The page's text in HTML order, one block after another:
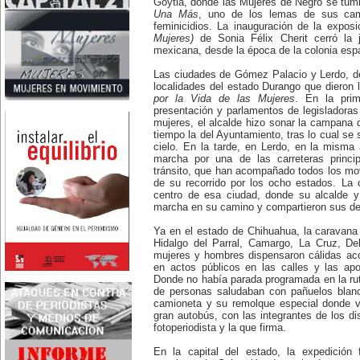
Nace en Santiago, Chile, la
escritora Mercedes Valenzuela
Alvarez (1924-1993), más
conocida como Mercedes
Valdivieso. En 1961 publica 'La
Brecha', considerada como la
primera novela feminista de
Latinoamérica.
4 de marzo:
En México muere Adelina
Zendejas (1909-1993), periodista,
derechos de las mujeres.
5 de marzo:
En Dijon fallece Gabrielle Suchon
(1703), notable filósofa francesa,
autora del Tratado de la moral y
de la política (1693), la primera
obra explícitamente filosófica
escrita por una mujer en el
8 de marzo:
nace Juana Fernández Morales
(1895-1980), poeta conocida
Ibarbourou, o 'Juana de América'.
Se la considera una de las figuras
clave de la poesía
hispanoamericana
contemporánea.
14 de marzo:
Nace, en la Ciudad de México,
Una Más , uno de los lemas de sus
feminicidios. La inauguración de la
Mujeres) de Sonia Félix Cherit cerró la
mexicana, desde la época de la colonia
Las ciudades de Gómez Palacio y Lerdo,
localidades del estado Durango que
por la Vida de las Mujeres . En la
presentación y parlamentos de
mujeres, el alcalde hizo sonar la campana
tiempo la del Ayuntamiento, tras lo cual se
cielo. En la tarde, en Lerdo, en la misma
marcha por una de las carreteras
tránsito, que han acompañado todos los
de su recorrido por los ocho estados. La
centro de esa ciudad, donde su alcalde
marcha en su camino y compartieron sus
Ya en el estado de Chihuahua, la
Hidalgo del Parral, Camargo, La Cruz,
mujeres y hombres dispensaron cálidas
en actos públicos en las calles y las
Donde no había parada programada en la
de personas saludaban con pañuelos
camioneta y su remolque especial donde
gran autobús, con las integrantes de los
fotoperiodista y la que firma.
En la capital del estado, la expedición